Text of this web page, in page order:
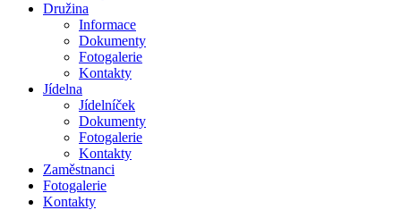
Družina
Informace
Dokumenty
Fotogalerie
Kontakty
Jídelna
Jídelníček
Dokumenty
Fotogalerie
Kontakty
Zaměstnanci
Fotogalerie
Kontakty